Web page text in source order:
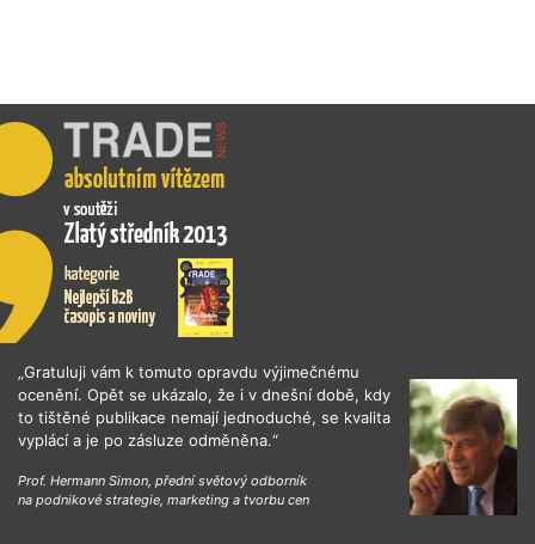
„Gratuluji vám k tomuto opravdu výjimečnému
ocenění. Opět se ukázalo, že i v dnešní době, kdy
to tištěné publikace nemají jednoduché, se kvalita
vyplácí a je po zásluze odměněna.“
Prof. Hermann Simon, přední světový odborník
na podnikové strategie, marketing a tvorbu cen